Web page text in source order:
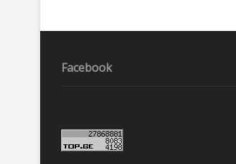
k
ть
Навигация
записям
Facebook